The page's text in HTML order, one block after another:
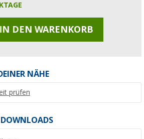
IN DEN WARENKORB
NÄHE
prüfen